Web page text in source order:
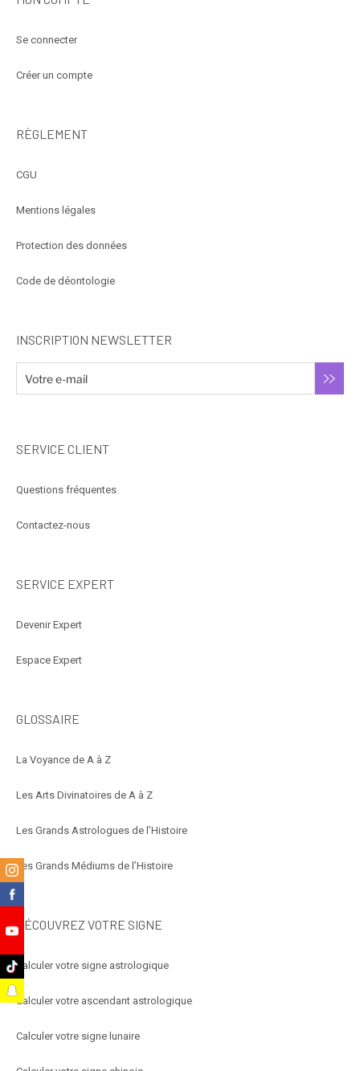
Se connecter
Créer un compte
RÈGLEMENT
CGU
Mentions légales
Protection des données
Code de déontologie
INSCRIPTION NEWSLETTER
SERVICE CLIENT
Questions fréquentes
Contactez-nous
SERVICE EXPERT
Devenir Expert
Espace Expert
GLOSSAIRE
La Voyance de A à Z
Les Arts Divinatoires de A à Z
Les Grands Astrologues de l’Histoire
Les Grands Médiums de l’Histoire
DÉCOUVREZ VOTRE SIGNE
Calculer votre signe astrologique
Calculer votre ascendant astrologique
Calculer votre signe lunaire